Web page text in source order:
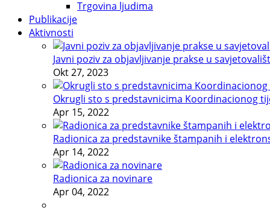
Trgovina ljudima
Publikacije
Aktivnosti
Javni poziv za objavljivanje prakse u
Okt 27, 2023
Okrugli sto s predstavnicima Koordinacionog
Apr 15, 2022
Radionica za predstavnike štampanih i
Apr 14, 2022
Radionica za novinare
Apr 04, 2022